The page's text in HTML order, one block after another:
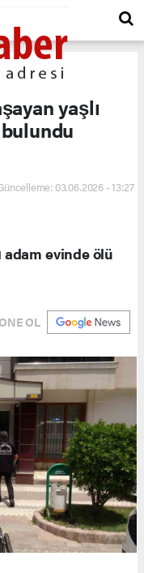
yaşlı
03.06.2026 - 13:27
adam evinde ölü
OL